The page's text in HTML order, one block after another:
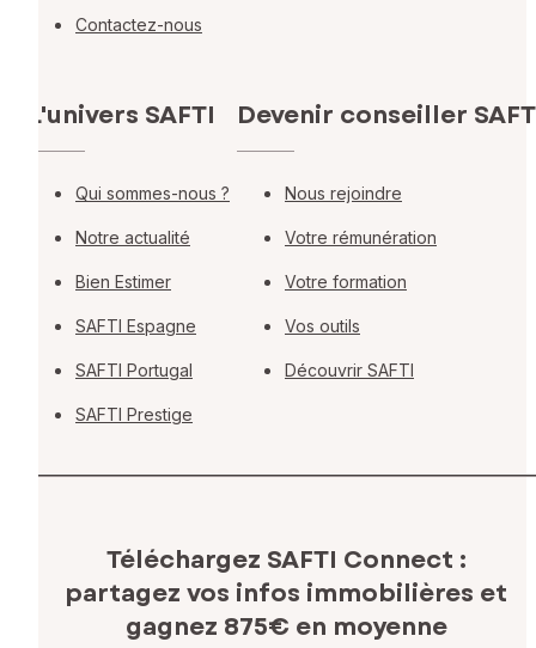
Contactez-nous
L'univers SAFTI
Qui sommes-nous ?
Notre actualité
Bien Estimer
SAFTI Espagne
SAFTI Portugal
SAFTI Prestige
Devenir conseiller
Nous rejoindre
Votre rémunération
Votre formation
Vos outils
Découvrir SAFTI
Téléchargez SAFTI Connect :
partagez vos infos immobilières et
gagnez 875€ en moyenne